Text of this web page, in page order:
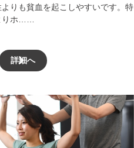
りも貧血を起こしやすいです。特
りホ……
詳細へ